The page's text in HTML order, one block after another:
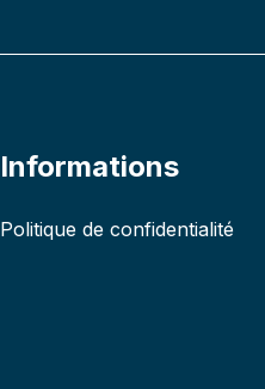
Informations
Politique de confidentialité